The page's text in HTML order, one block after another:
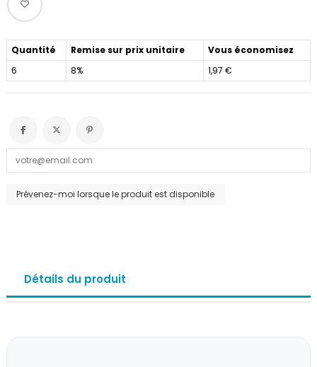
Quantité Remise sur prix unitaire
Vous économisez
6
8% 1,97 €
Détails du produit